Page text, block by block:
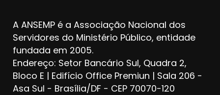
A ANSEMP é a Associação Nacional dos
Servidores do Ministério Público, entidade
fundada em 2005.
Endereço: Setor Bancário Sul, Quadra 2,
Bloco E | Edifício Office Premiun | Sala 206 -
Asa Sul - Brasília/DF - CEP 70070-120